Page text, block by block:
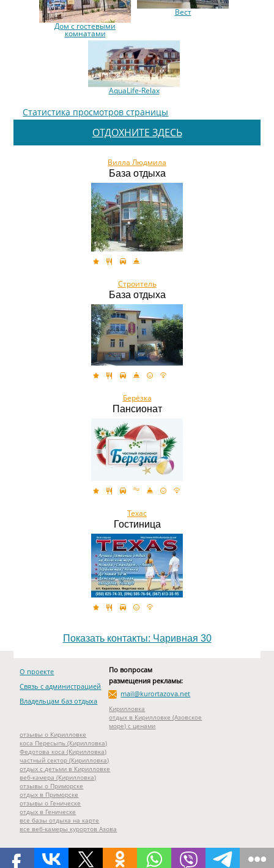
Дом с гостевыми
комнатами
Вест
AquaLife-Relax
Статистика просмотров страницы
ОТДОХНИТЕ ЗДЕСЬ
Вилла Людмила
База отдыха
Строитель
База отдыха
Берёзка
Пансионат
Техас
Гостиница
Показать контакты: Чаривная 30
О проекте
Связь с администрацией
Владельцам баз отдыха
По вопросам
размещения рекламы:
mail@kurortazova.net
Кирилловка
отдых в Кирилловке (Азовское
море) с ценами
отзывы о Кирилловке
коса Пересыпь (Кирилловка)
Федотова коса (Кирилловка)
частный сектор (Кирилловка)
отдых с детьми в Кирилловке
веб-камера (Кирилловка)
отзывы о Приморске
отдых в Приморске
отзывы о Геническе
отдых в Геническе
все базы отдыха на карте
все веб-камеры курортов Азова